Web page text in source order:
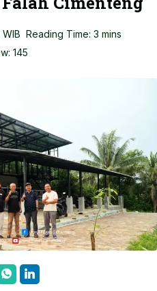
Reading Time: 3 mins
145